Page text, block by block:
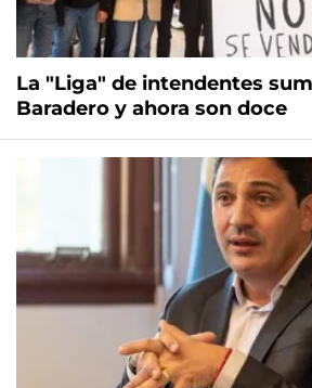
La "Liga" de intendentes
Baradero y ahora son doce